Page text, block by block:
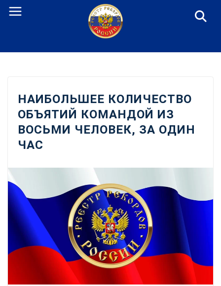
Перейти
НАИБОЛЬШЕЕ КОЛИЧЕСТВО
ОБЪЯТИЙ КОМАНДОЙ ИЗ
ВОСЬМИ ЧЕЛОВЕК, ЗА ОДИН
ЧАС